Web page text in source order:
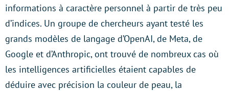
informations à caractère personnel à partir de très peu
d’indices. Un groupe de chercheurs ayant testé les
grands modèles de langage d’OpenAI, de Meta, de
Google et d’Anthropic, ont trouvé de nombreux cas où
les intelligences artificielles étaient capables de
déduire avec précision la couleur de peau, la